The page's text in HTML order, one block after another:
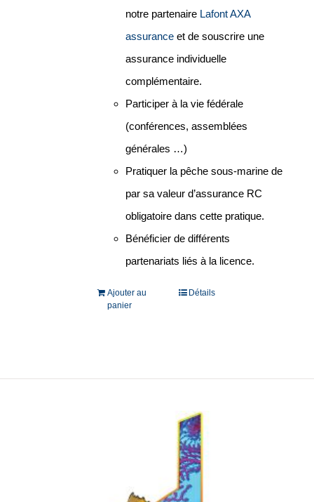
notre partenaire Lafont AXA
assurance et de souscrire une
assurance individuelle
complémentaire.
Participer à la vie fédérale
(conférences, assemblées
générales …)
Pratiquer la pêche sous-marine de
par sa valeur d’assurance RC
obligatoire dans cette pratique.
Bénéficier de différents
partenariats liés à la licence.
Ajouter au
panier
Détails